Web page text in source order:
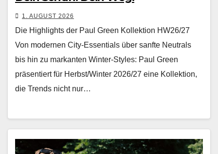
1. AUGUST 2026
Die Highlights der Paul Green Kollektion HW26/27
Von mod­er­nen City-Essen­tials über san­fte Neu­trals
bis hin zu markan­ten Win­ter-Styles: Paul Green
präsen­tiert für Herbst/Winter 2026/27 eine Kollek­tion,
die Trends nicht nur…